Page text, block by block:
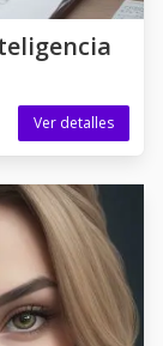
Ver detalles